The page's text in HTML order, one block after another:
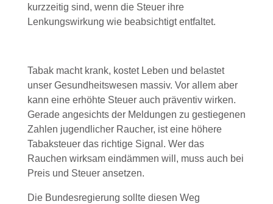
kurzzeitig sind, wenn die Steuer ihre
Lenkungswirkung wie beabsichtigt entfaltet.
Tabak macht krank, kostet Leben und belastet
unser Gesundheitswesen massiv. Vor allem aber
kann eine erhöhte Steuer auch präventiv wirken.
Gerade angesichts der Meldungen zu gestiegenen
Zahlen jugendlicher Raucher, ist eine höhere
Tabaksteuer das richtige Signal. Wer das
Rauchen wirksam eindämmen will, muss auch bei
Preis und Steuer ansetzen.
Die Bundesregierung sollte diesen Weg